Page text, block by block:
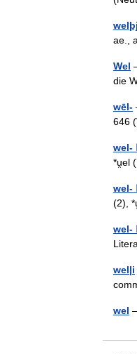
ae.,
Wel
die
wēl-
646
wel-
*u̯el
wel-
(2),
wel-
wel|i
wel